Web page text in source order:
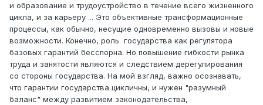
и образование и трудоустройство в течение всего жизненного
цикла, и за карьеру ... Это объективные трансформационные
процессы, как обычно, несущие одновременно вызовы и новые
возможности. Конечно, роль государства как регулятора
базовых гарантий бесспорна. Но повышение гибкости рынка
труда и занятости являются и следствием дерегулирования
со стороны государства. На мой взгляд, важно осознавать,
что гарантии государства цикличны, и нужен "разумный
баланс" между развитием законодательства,